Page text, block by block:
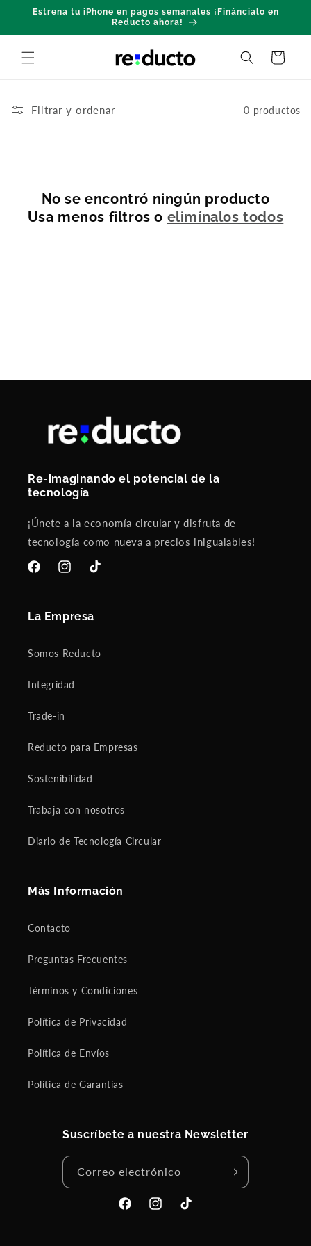
directamente
Estrena tu iPhone en pagos semanales ¡Fináncialo en
Reducto ahora!
Carrito
Filtrar y ordenar 0 productos
No se encontró ningún producto
Usa menos filtros o elimínalos todos
Re-imaginando el potencial de la
tecnología
¡Únete a la economía circular y disfruta de
tecnología como nueva a precios inigualables!
FacebookInstagramTikTok
La Empresa
Somos Reducto
Integridad
Trade-in
Reducto para Empresas
Sostenibilidad
Trabaja con nosotros
Diario de Tecnología Circular
Más Información
Contacto
Preguntas Frecuentes
Términos y Condiciones
Política de Privacidad
Política de Envíos
Política de Garantías
Suscríbete a nuestra Newsletter
Correo electrónico
FacebookInstagramTikTok